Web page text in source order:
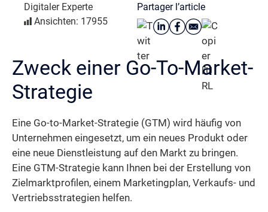
Digitaler Experte
Ansichten: 17955
Partager l’article
Zweck einer Go-To-Market-
Strategie
Eine Go-to-Market-Strategie (GTM) wird häufig von
Unternehmen eingesetzt, um ein neues Produkt oder
eine neue Dienstleistung auf den Markt zu bringen.
Eine GTM-Strategie kann Ihnen bei der Erstellung von
Zielmarktprofilen, einem Marketingplan, Verkaufs- und
Vertriebsstrategien helfen.